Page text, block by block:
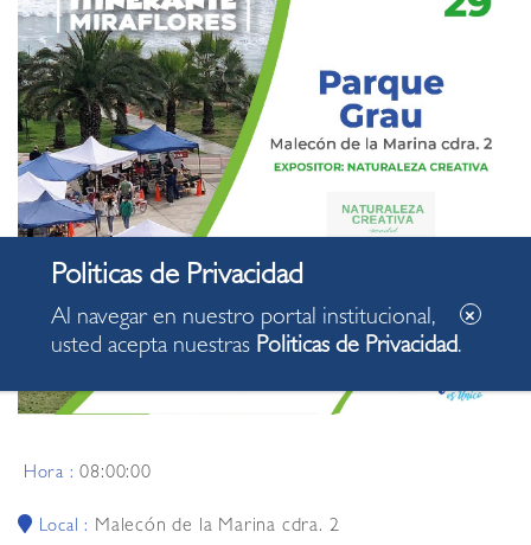
Hora :08:00:00
Local : Malecón de la Marina cdra. 2
Al navegar en nuestro portal institucional,
usted acepta nuestras Politicas de Privacidad.